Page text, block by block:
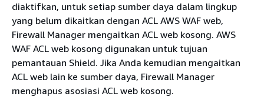
diaktifkan, untuk setiap sumber daya dalam lingkup
yang belum dikaitkan dengan ACL AWS WAF web,
Firewall Manager mengaitkan ACL web kosong. AWS
WAF ACL web kosong digunakan untuk tujuan
pemantauan Shield. Jika Anda kemudian mengaitkan
ACL web lain ke sumber daya, Firewall Manager
menghapus asosiasi ACL web kosong.